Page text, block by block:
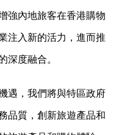
強內地旅客在香港購物
注入新的活力，進而推
度融合。
遇，我們將與特區政府
品質，創新旅遊產品和